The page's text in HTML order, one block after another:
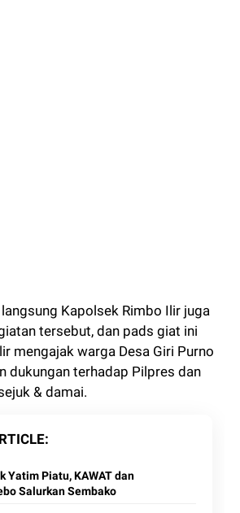
Kapolsek Rimbo Ilir juga
tersebut, dan pads giat ini
mengajak warga Desa Giri Purno
dukungan terhadap Pilpres dan
& damai.
Yatim Piatu, KAWAT dan
Salurkan Sembako